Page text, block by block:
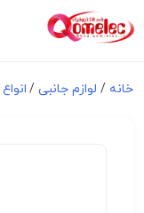
خانه / لوازم جانبی/